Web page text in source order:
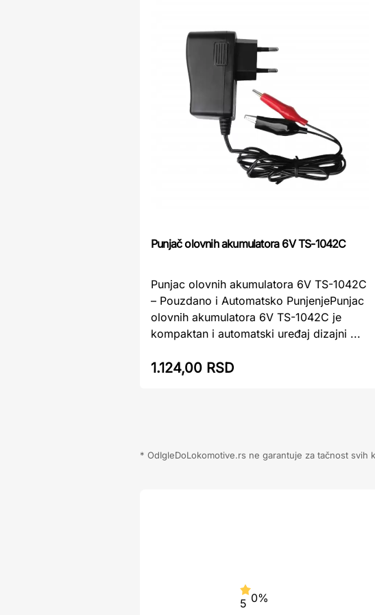
Punjač olovnih akumulatora 6V TS-1042C
Punjac olovnih akumulatora 6V TS-1042C
– Pouzdano i Automatsko PunjenjePunjac
olovnih akumulatora 6V TS-1042C je
kompaktan i automatski uređaj dizajni ...
1.124,00 RSD
* OdIgleDoLokomotive.rs ne garantuje za tačnost svih
5 0%